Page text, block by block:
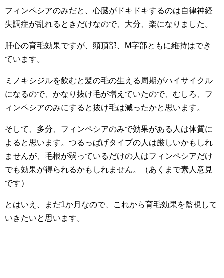
フィンペシアのみだと、心臓がドキドキするのは自律神経
失調症が乱れるときだけなので、大分、楽になりました。
肝心の育毛効果ですが、頭頂部、M字部ともに維持はでき
ています。
ミノキシジルを飲むと髪の毛の生える周期がハイサイクル
になるので、かなり抜け毛が増えていたので、むしろ、フ
ィンペシアのみにすると抜け毛は減ったかと思います。
そして、多分、フィンペシアのみで効果がある人は体質に
よると思います。つるっぱげタイプの人は厳しいかもしれ
ませんが、毛根が弱っているだけの人はフィンペシアだけ
でも効果が得られるかもしれません。（あくまで素人意見
です）
とはいえ、まだ1か月なので、これから育毛効果を監視して
いきたいと思います。